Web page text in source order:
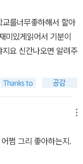
를너무좋하해서 할아
미있게읽어서 기분이
요 신간나오면 알려주
쩜 그리 좋아하는지.